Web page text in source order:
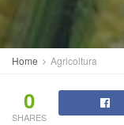
Home Agricoltura
0
SHARES